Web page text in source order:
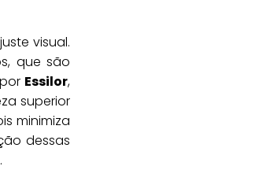
visual.
que são
Essilor,
superior
minimiza
dessas